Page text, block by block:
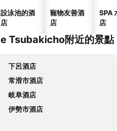
設泳池的酒
店
寵物友善酒
店
SPA
店
Tsubakicho附近的景點
下呂酒店
常滑市酒店
岐阜酒店
伊勢市酒店